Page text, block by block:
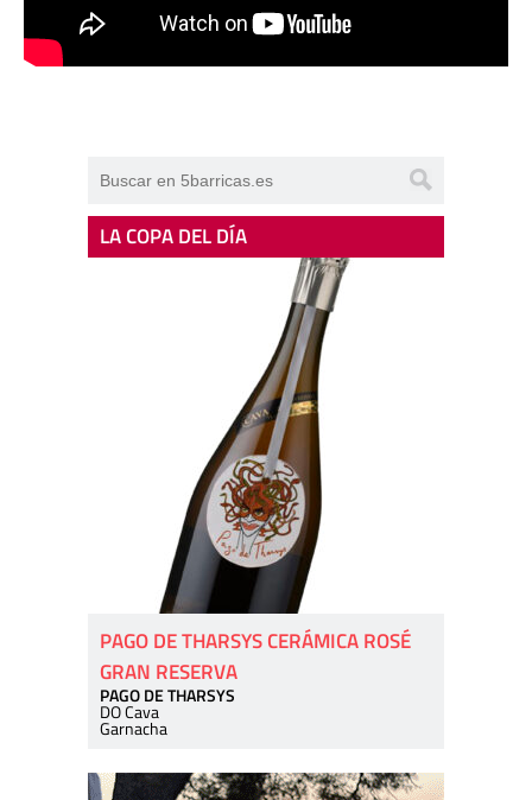
LA COPA DEL DÍA
PAGO DE THARSYS CERÁMICA ROSÉ
GRAN RESERVA
PAGO DE THARSYS
DO Cava
Garnacha